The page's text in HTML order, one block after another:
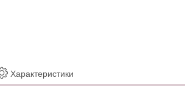
Характеристики